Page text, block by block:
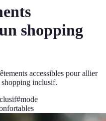
shopping
accessibles pour allier
inclusif.
#mode